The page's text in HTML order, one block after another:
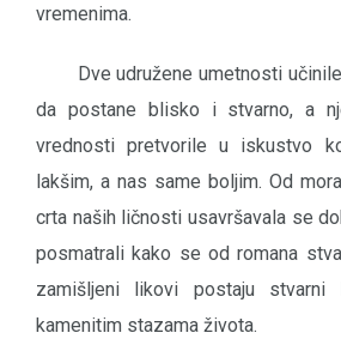
vremenima.
Dve udružene umetnosti učinile
da postane blisko i stvarno, a
vrednosti pretvorile u iskustvo
lakšim, a nas same boljim. Od
crta naših ličnosti usavršavala se
posmatrali kako se od romana
zamišljeni likovi postaju stvarni
kamenitim stazama života.